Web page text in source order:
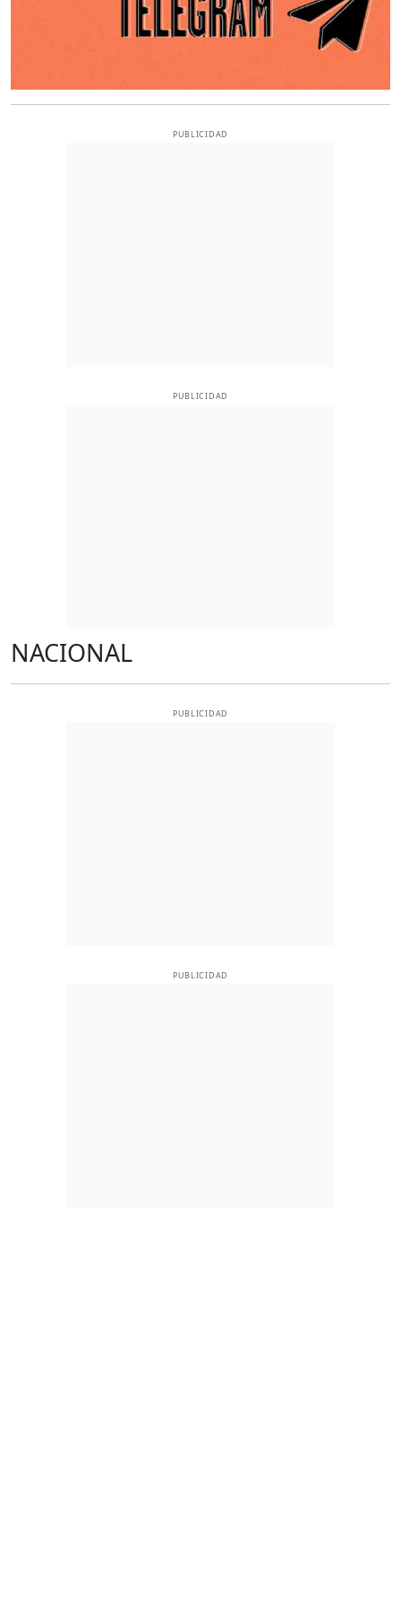
PUBLICIDAD
PUBLICIDAD
NACIONAL
PUBLICIDAD
PUBLICIDAD